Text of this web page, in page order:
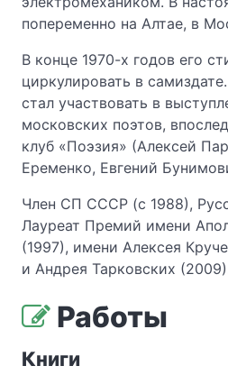
попеременно на Алтае, в
В конце 1970-х годов его
циркулировать в
стал участвовать в
московских поэтов,
клуб «Поэзия» (Алексей
Еременко, Евгений
Член СП СССР (с 1988),
Лауреат Премий имени
(1997), имени Алексея
и Андрея Тарковских
Работы
Книги